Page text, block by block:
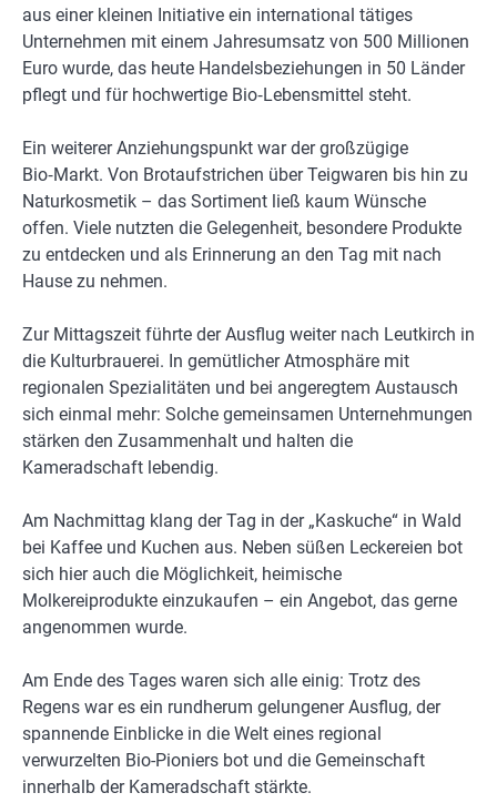
aus einer kleinen Initiative ein international tätiges
Unternehmen mit einem Jahresumsatz von 500 Millionen
Euro wurde, das heute Handelsbeziehungen in 50 Länder
pflegt und für hochwertige Bio‑Lebensmittel steht.
Ein weiterer Anziehungspunkt war der großzügige
Bio‑Markt. Von Brotaufstrichen über Teigwaren bis hin zu
Naturkosmetik – das Sortiment ließ kaum Wünsche
offen. Viele nutzten die Gelegenheit, besondere Produkte
zu entdecken und als Erinnerung an den Tag mit nach
Hause zu nehmen.
Zur Mittagszeit führte der Ausflug weiter nach Leutkirch in
die Kulturbrauerei. In gemütlicher Atmosphäre mit
regionalen Spezialitäten und bei angeregtem Austausch
sich einmal mehr: Solche gemeinsamen Unternehmungen
stärken den Zusammenhalt und halten die
Kameradschaft lebendig.
Am Nachmittag klang der Tag in der „Kaskuche“ in Wald
bei Kaffee und Kuchen aus. Neben süßen Leckereien bot
sich hier auch die Möglichkeit, heimische
Molkereiprodukte einzukaufen – ein Angebot, das gerne
angenommen wurde.
Am Ende des Tages waren sich alle einig: Trotz des
Regens war es ein rundherum gelungener Ausflug, der
spannende Einblicke in die Welt eines regional
verwurzelten Bio-Pioniers bot und die Gemeinschaft
innerhalb der Kameradschaft stärkte.